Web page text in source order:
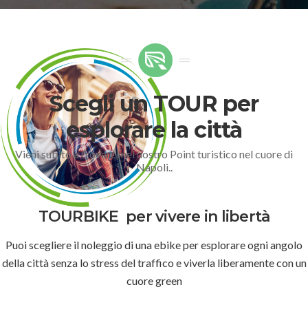
Scegli un TOUR per
esplorare la città
Vieni subito a trovarci nel nostro Point turistico nel cuore di
Napoli..
TOURBIKE per vivere in libertà
Puoi scegliere il noleggio di una ebike per esplorare ogni angolo
della città senza lo stress del traffico e viverla liberamente con un
cuore green